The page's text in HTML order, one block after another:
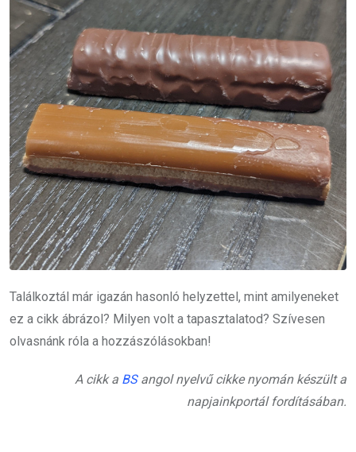
Találkoztál már igazán hasonló helyzettel, mint amilyeneket
ez a cikk ábrázol? Milyen volt a tapasztalatod? Szívesen
olvasnánk róla a hozzászólásokban!
A cikk a BSangol nyelvű cikke nyomán készült a
napjainkportál fordításában.